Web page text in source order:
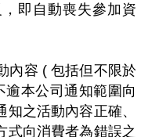
即自動喪失參加資
內容 ( 包括但不限於
本公司通知範圍向
之活動內容正確、
式向消費者為錯誤之